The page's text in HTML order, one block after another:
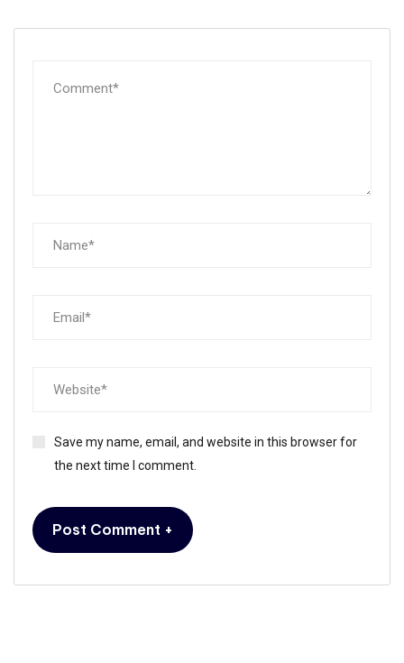
Save my name, email, and website in this browser for
the next time I comment.